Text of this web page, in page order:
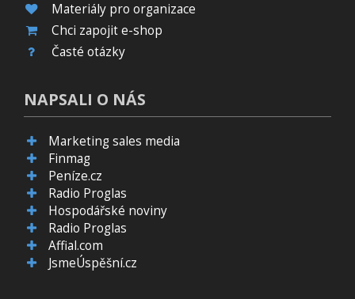
Materiály pro organizace
Chci zapojit e-shop
Časté otázky
NAPSALI O NÁS
Marketing sales media
Finmag
Peníze.cz
Radio Proglas
Hospodářské noviny
Radio Proglas
Affial.com
JsmeÚspěšní.cz